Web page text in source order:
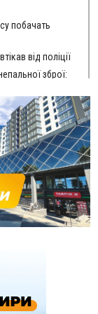
побачать
від поліції
зброї:
у ВНЗ
без газу
Франківець Лев
на лижах,
три дні
на атаки на